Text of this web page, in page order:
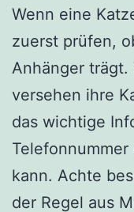
Wenn eine
zuerst prüfen,
Anhänger
versehen ihre
das wichtige
kann. Achte
der Regel aus